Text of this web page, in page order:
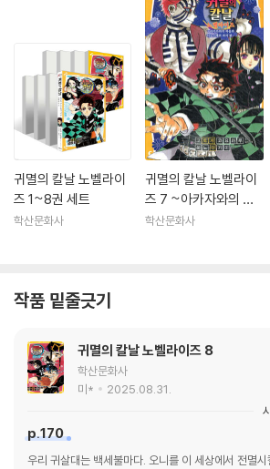
귀멸의 칼날 노벨라이
즈 1~8권 세트
학산문화사
귀멸의 칼날 노벨라이
즈 7 ~아카자와의 싸
움과 이노스케의 과거
학산문화사
작품 밑줄긋기
귀멸의 칼날 노벨라이즈 8
학산문화사
미*
2025.08.31.
p.170
우리 귀살대는 백세불마다. 오니를 이 세상에서 전멸시